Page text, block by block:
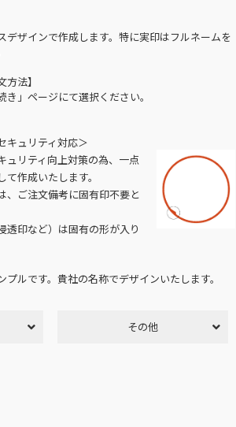
デザインで作成します。特に実印はフルネームを
方法】
」ページにて選択ください。
キュリティ対応＞
ュリティ向上対策の為、一点
作成いたします。
、ご注文備考に固有印不要と
印など）は固有の形が入り
ルです。貴社の名称でデザインいたします。
その他